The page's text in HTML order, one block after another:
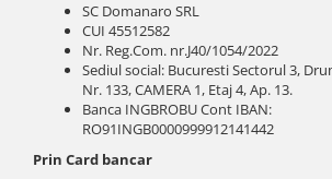
SC Domanaro SRL
CUI 45512582
Nr. Reg.Com. nr.J40/1054/2022
Sediul social: Bucuresti Sectorul 3,
Nr. 133, CAMERA 1, Etaj 4, Ap. 13.
Banca INGBROBU Cont IBAN:
RO91INGB0000999912141442
Prin Card bancar